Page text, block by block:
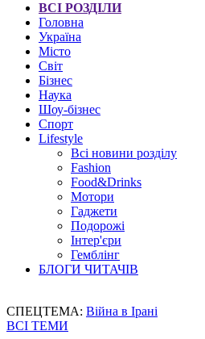
ВСІ РОЗДІЛИ
Головна
Україна
Місто
Світ
Бізнес
Наука
Шоу-бізнес
Спорт
Lifestyle
Всі новини розділу
Fashion
Food&Drinks
Мотори
Гаджети
Подорожі
Інтер'єри
Гемблінг
БЛОГИ ЧИТАЧІВ
СПЕЦТЕМА: Війна в Ірані
ВСІ ТЕМИ